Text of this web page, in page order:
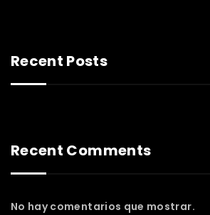
Recent Posts
Recent Comments
No hay comentarios que mostrar.